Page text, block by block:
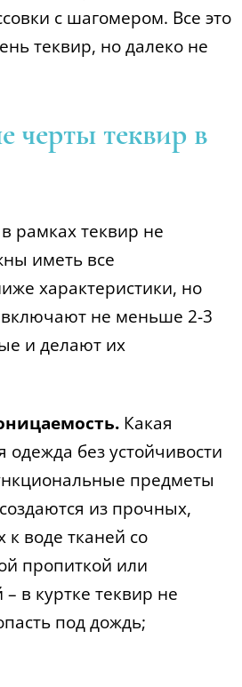
с шагомером. Все это
теквир, но далеко не
черты теквир в
рамках теквир не
иметь все
характеристики, но
не меньше 2-3
и делают их
Какая
одежда без устойчивости
предметы
из прочных,
к воде тканей со
пропиткой или
в куртке теквир не
под дождь;